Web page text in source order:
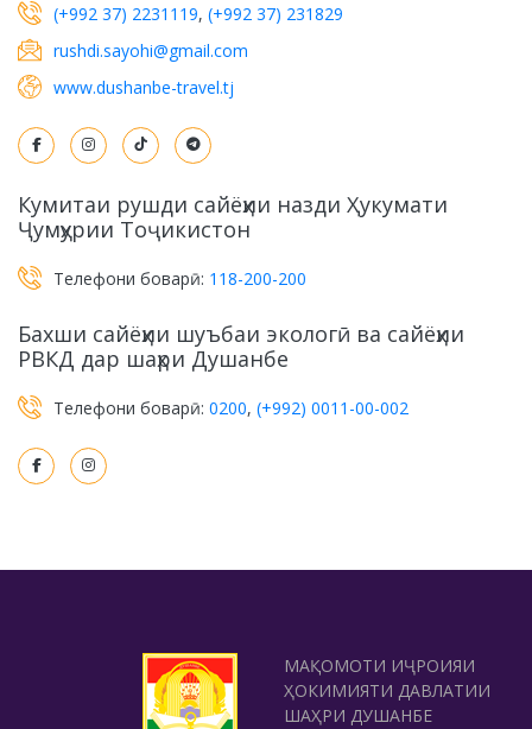
(+992 37) 2231119, (+992 37) 231829
rushdi.sayohi@gmail.com
www.dushanbe-travel.tj
Кумитаи рушди сайёҳии назди Ҳукумати
Ҷумҳурии Тоҷикистон
Телефони боварӣ: 118-200-200
Бахши сайёҳии шуъбаи экологӣ ва сайёҳии
РВКД дар шаҳри Душанбе
Телефони боварӣ: 0200, (+992) 0011-00-002
МАҚОМОТИ ИҶРОИЯИ
ҲОКИМИЯТИ ДАВЛАТИИ
ШАҲРИ ДУШАНБЕ